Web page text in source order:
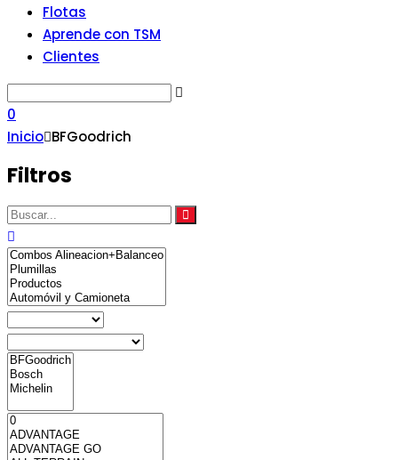
Flotas
Aprende con TSM
Clientes
0
Inicio BFGoodrich
Filtros